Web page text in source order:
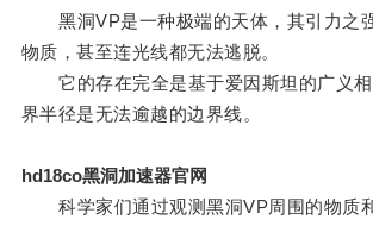
黑洞VP是一种极端的天体，其引力之
物质，甚至连光线都无法逃脱。
它的存在完全是基于爱因斯坦的广义相
界半径是无法逾越的边界线。
hd18co黑洞加速器官网
科学家们通过观测黑洞VP周围的物质